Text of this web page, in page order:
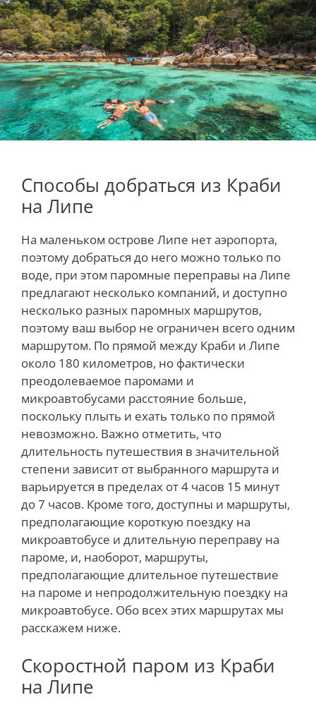
Способы добраться из Краби
на Липе
На маленьком острове Липе нет аэропорта,
поэтому добраться до него можно только по
воде, при этом паромные переправы на Липе
предлагают несколько компаний, и доступно
несколько разных паромных маршрутов,
поэтому ваш выбор не ограничен всего одним
маршрутом. По прямой между Краби и Липе
около 180 километров, но фактически
преодолеваемое паромами и
микроавтобусами расстояние больше,
поскольку плыть и ехать только по прямой
невозможно. Важно отметить, что
длительность путешествия в значительной
степени зависит от выбранного маршрута и
варьируется в пределах от 4 часов 15 минут
до 7 часов. Кроме того, доступны и маршруты,
предполагающие короткую поездку на
микроавтобусе и длительную переправу на
пароме, и, наоборот, маршруты,
предполагающие длительное путешествие
на пароме и непродолжительную поездку на
микроавтобусе. Обо всех этих маршрутах мы
расскажем ниже.
Скоростной паром из Краби
на Липе